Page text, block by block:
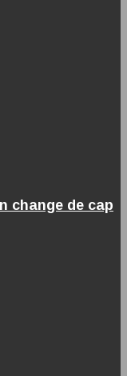
change de cap